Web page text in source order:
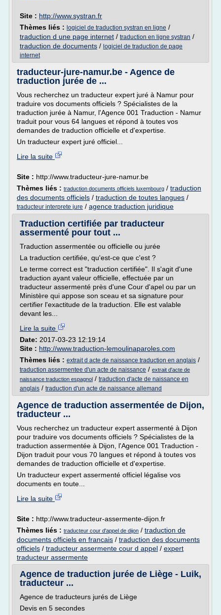
Site : http://www.systran.fr
Thèmes liés : logiciel de traduction systran en ligne /
traduction d une page internet / traduction en ligne systran /
traduction de documents / logiciel de traduction de page
internet
traducteur-jure-namur.be - Agence de
traduction jurée de ...
Vous recherchez un traducteur expert juré à Namur pour
traduire vos documents officiels ? Spécialistes de la
traduction jurée à Namur, l'Agence 001 Traduction - Namur
traduit pour vous 64 langues et répond à toutes vos
demandes de traduction officielle et d'expertise.
Un traducteur expert juré officiel...
Lire la suite
Site : http://www.traducteur-jure-namur.be
Thèmes liés : traduction documents officiels luxembourg / traduction
des documents officiels / traduction de toutes langues /
traducteur interprete jure / agence traduction juridique
Traduction certifiée par traducteur
assermenté pour tout ...
Traduction assermentée ou officielle ou jurée
La traduction certifiée, qu'est-ce que c'est ?
Le terme correct est "traduction certifiée". Il s'agit d'une
traduction ayant valeur officielle, effectuée par un
traducteur assermenté près d'une Cour d'apel ou par un
Ministère qui appose son sceau et sa signature pour
certifier l'exactitude de la traduction. Elle est valable
devant les...
Lire la suite
Date: 2017-03-23 12:19:14
Site : http://www.traduction-lemoulinaparoles.com
Thèmes liés : extrait d acte de naissance traduction en anglais /
traduction assermentee d'un acte de naissance / extrait d'acte de
naissance traduction espagnol / traduction d'acte de naissance en
anglais / traduction d'un acte de naissance allemand
Agence de traduction assermentée de Dijon,
traducteur ...
Vous recherchez un traducteur expert assermenté à Dijon
pour traduire vos documents officiels ? Spécialistes de la
traduction assermentée à Dijon, l'Agence 001 Traduction -
Dijon traduit pour vous 70 langues et répond à toutes vos
demandes de traduction officielle et d'expertise.
Un traducteur expert assermenté officiel légalise vos
documents en toute...
Lire la suite
Site : http://www.traducteur-assermente-dijon.fr
Thèmes liés : traducteur cour d'appel de dijon / traduction de
documents officiels en francais / traduction des documents
officiels / traducteur assermente cour d appel / expert
traducteur assermente
Agence de traduction jurée de Liège - Luik,
traducteur ...
Agence de traducteurs jurés de Liège
Devis en 5 secondes